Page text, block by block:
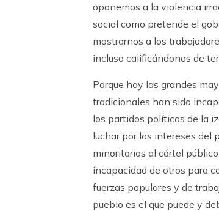
oponemos a la violencia
social como pretende el
mostrarnos a los
incluso calificándonos de
Porque hoy las grandes
tradicionales han sido
los partidos políticos de la
luchar por los intereses del
minoritarios al cártel
incapacidad de otros para
fuerzas populares y de
pueblo es el que puede y